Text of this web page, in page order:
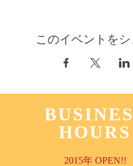
このイベントをシ
HOURS
2015年 OPEN!!